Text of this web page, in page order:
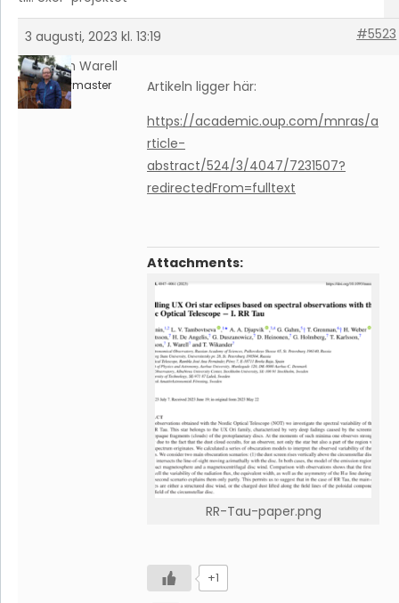
3 augusti, 2023 kl. 13:19
#5523
Johan Warell
Keymaster
Artikeln ligger här:
https://academic.oup.com/mnras/a
rticle-
abstract/524/3/4047/7231507?
redirectedFrom=fulltext
Attachments:
RR-Tau-paper.png
+1